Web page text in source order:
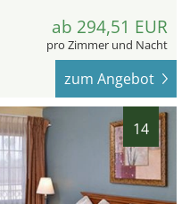
ab 294,51 EUR
pro Zimmer und Nacht
zum Angebot
14